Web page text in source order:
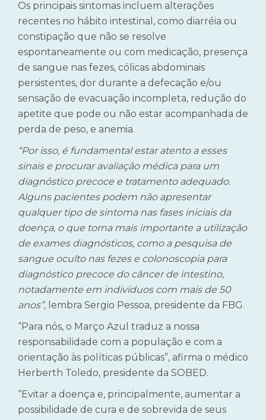
Os principais sintomas incluem alterações
recentes no hábito intestinal, como diarréia ou
constipação que não se resolve
espontaneamente ou com medicação, presença
de sangue nas fezes, cólicas abdominais
persistentes, dor durante a defecação e/ou
sensação de evacuação incompleta, redução do
apetite que pode ou não estar acompanhada de
perda de peso, e anemia.
“Por isso, é fundamental estar atento a esses
sinais e procurar avaliação médica para um
diagnóstico precoce e tratamento adequado.
Alguns pacientes podem não apresentar
qualquer tipo de sintoma nas fases iniciais da
doença, o que torna mais importante a utilização
de exames diagnósticos, como a pesquisa de
sangue oculto nas fezes e colonoscopia para
diagnóstico precoce do câncer de intestino,
notadamente em indivíduos com mais de 50
anos”, lembra Sergio Pessoa, presidente da FBG.
“Para nós, o Março Azul traduz a nossa
responsabilidade com a população e com a
orientação às políticas públicas”, afirma o médico
Herberth Toledo, presidente da SOBED.
“Evitar a doença e, principalmente, aumentar a
possibilidade de cura e de sobrevida de seus